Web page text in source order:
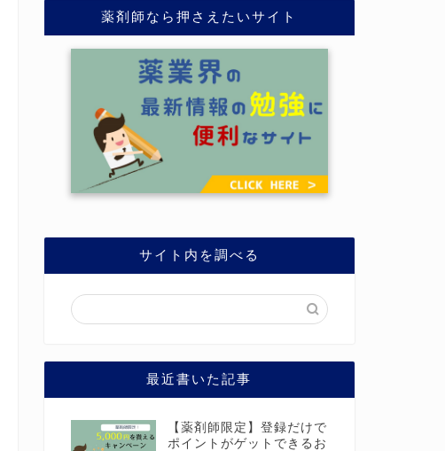
薬剤師なら押さえたいサイト
サイト内を調べる
最近書いた記事
【薬剤師限定】登録だけで
ポイントがゲットできるお